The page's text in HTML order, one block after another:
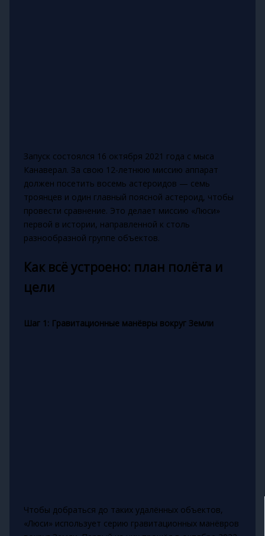
Запуск состоялся 16 октября 2021 года с мыса
Канаверал. За свою 12-летнюю миссию аппарат
должен посетить восемь астероидов — семь
троянцев и один главный поясной астероид, чтобы
провести сравнение. Это делает миссию «Люси»
первой в истории, направленной к столь
разнообразной группе объектов.
Как всё устроено: план полёта и
цели
Шаг 1: Гравитационные манёвры вокруг Земли
Чтобы добраться до таких удалённых объектов,
«Люси» использует серию гравитационных манёвров